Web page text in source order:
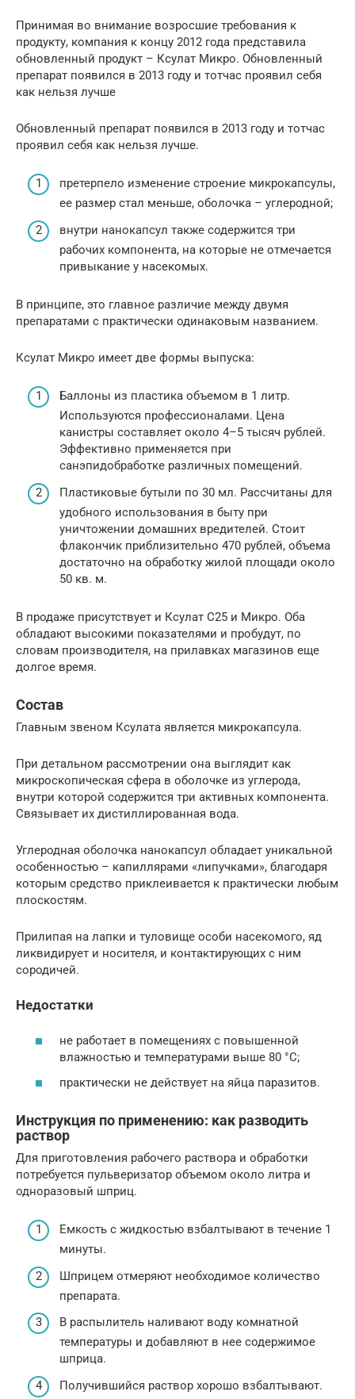
Принимая во внимание возросшие требования к
продукту, компания к концу 2012 года представила
обновленный продукт – Ксулат Микро. Обновленный
препарат появился в 2013 году и тотчас проявил себя
как нельзя лучше
Обновленный препарат появился в 2013 году и тотчас
проявил себя как нельзя лучше.
претерпело изменение строение микрокапсулы,
ее размер стал меньше, оболочка – углеродной;
внутри нанокапсул также содержится три
рабочих компонента, на которые не отмечается
привыкание у насекомых.
В принципе, это главное различие между двумя
препаратами с практически одинаковым названием.
Ксулат Микро имеет две формы выпуска:
Баллоны из пластика объемом в 1 литр.
Используются профессионалами. Цена
канистры составляет около 4–5 тысяч рублей.
Эффективно применяется при
санэпидобработке различных помещений.
Пластиковые бутыли по 30 мл. Рассчитаны для
удобного использования в быту при
уничтожении домашних вредителей. Стоит
флакончик приблизительно 470 рублей, объема
достаточно на обработку жилой площади около
50 кв. м.
В продаже присутствует и Ксулат С25 и Микро. Оба
обладают высокими показателями и пробудут, по
словам производителя, на прилавках магазинов еще
долгое время.
Состав
Главным звеном Ксулата является микрокапсула.
При детальном рассмотрении она выглядит как
микроскопическая сфера в оболочке из углерода,
внутри которой содержится три активных компонента.
Связывает их дистиллированная вода.
Углеродная оболочка нанокапсул обладает уникальной
особенностью – капиллярами «липучками», благодаря
которым средство приклеивается к практически любым
плоскостям.
Прилипая на лапки и туловище особи насекомого, яд
ликвидирует и носителя, и контактирующих с ним
сородичей.
Недостатки
не работает в помещениях с повышенной
влажностью и температурами выше 80 °С;
практически не действует на яйца паразитов.
Инструкция по применению: как разводить
раствор
Для приготовления рабочего раствора и обработки
потребуется пульверизатор объемом около литра и
одноразовый шприц.
Емкость с жидкостью взбалтывают в течение 1
минуты.
Шприцем отмеряют необходимое количество
препарата.
В распылитель наливают воду комнатной
температуры и добавляют в нее содержимое
шприца.
Получившийся раствор хорошо взбалтывают.